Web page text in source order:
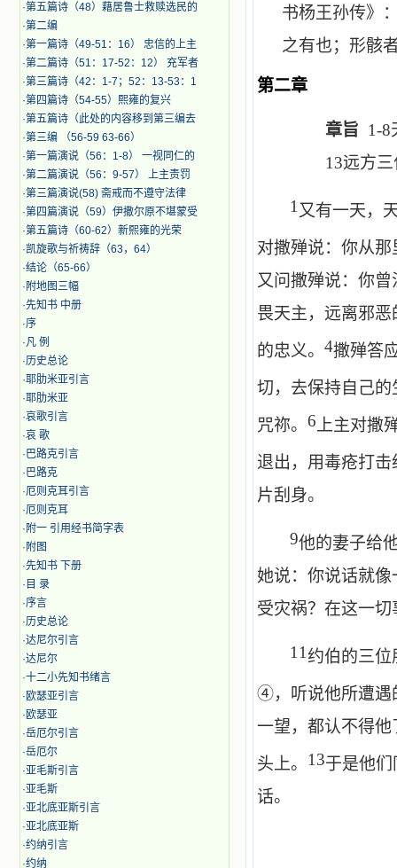
·第五篇诗（48）藉居鲁士救赎选民的
·第二编
·第一篇诗（49-51：16） 忠信的上主
·第二篇诗（51：17-52：12） 充军者
·第三篇诗（42：1-7；52：13-53：1
·第四篇诗（54-55）熙雍的复兴
·第五篇诗（此处的内容移到第三编去
·第三编 （56-59 63-66）
·第一篇演说（56：1-8） 一视同仁的
·第二篇演说（56：9-57） 上主责罚
·第三篇演说(58) 斋戒而不遵守法律
·第四篇演说（59）伊撒尔原不堪蒙受
·第五篇诗（60-62）新熙雍的光荣
·凯旋歌与祈祷辞（63，64）
·结论（65-66）
· 附地图三幅
·先知书 中册
·序
·凡 例
·历史总论
·耶肋米亚引言
·耶肋米亚
·哀歌引言
·哀 歌
·巴路克引言
·巴路克
·厄则克耳引言
·厄则克耳
· 附一 引用经书简字表
· 附图
·先知书 下册
· 目 录
·序言
·历史总论
·达尼尔引言
·达尼尔
·十二小先知书绪言
·欧瑟亚引言
·欧瑟亚
·岳厄尔引言
·岳厄尔
·亚毛斯引言
·亚毛斯
·亚北底亚斯引言
·亚北底亚斯
·约纳引言
·约纳
书杨王孙传》
之有也；形骸
第二章
章旨 1-8
13远方
1 又有一天，
对撒殚说：你从
又问撒殚说：你
畏天主，远离邪
的忠义。 4撒殚答
切，去保持自己
咒祢。 6 上主对撒
退出，用毒疮打
片刮身。
9他的妻子给
她说：你说话就
受灾祸？在这一
11约伯的三位
④，听说他所遭遇
一望，都认不得
头上。 13于是他
话。